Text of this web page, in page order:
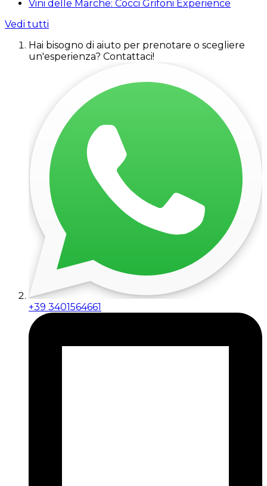
Vini delle Marche: Cocci Grifoni Experience
Vedi tutti
Hai bisogno di aiuto per prenotare o scegliere
un'esperienza? Contattaci!
+39 3401564661